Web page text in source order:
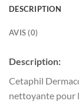
DESCRIPTION
AVIS (0)
Description:
Cetaphil
nettoyante pour